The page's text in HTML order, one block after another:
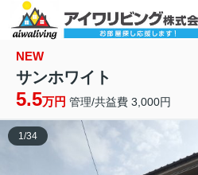
NEW
サンホワイト
5.5万円 管理/共益費 3,000円
1/34